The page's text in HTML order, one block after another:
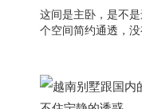
这间是主卧，是不
个空间简约通透，没